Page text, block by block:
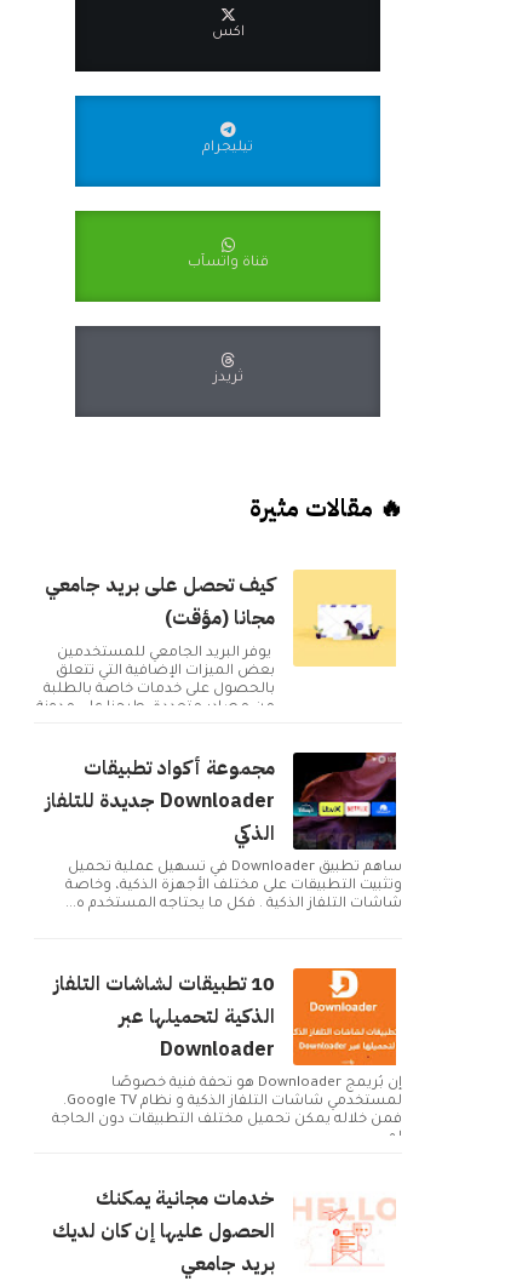
اكس
تيليجرام
قناة واتسآب
ثريدز
🔥 مقالات مثيرة
كيف تحصل على بريد جامعي
مجانا (مؤقت)
يوفر البريد الجامعي للمستخدمين
بعض الميزات الإضافية التي تتعلق
بالحصول على خدمات خاصة بالطلبة
من مصادر متعددة. طرحنا على مدونة
مجموعة أكواد تطبيقات
Downloader جديدة للتلفاز
الذكي
ساهم تطبيق Downloader في تسهيل عملية تحميل
وتثبيت التطبيقات على مختلف الأجهزة الذكية، وخاصة
شاشات التلفاز الذكية . فكل ما يحتاجه المستخدم ه...
10 تطبيقات لشاشات التلفاز
الذكية لتحميلها عبر
Downloader
إن بُريمج Downloader هو تحفة فنية خصوصًا
لمستخدمي شاشات التلفاز الذكية و نظام Google TV.
فمن خلاله يمكن تحميل مختلف التطبيقات دون الحاجة
لم...
خدمات مجانية يمكنك
الحصول عليها إن كان لديك
بريد جامعي